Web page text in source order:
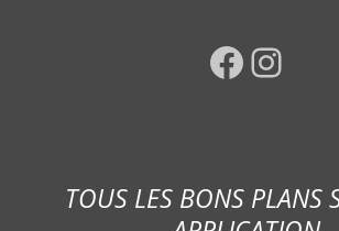
Facebook Instagram
TOUS LES BONS PLANS